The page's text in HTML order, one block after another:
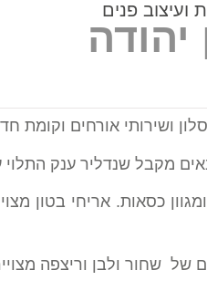
ועיצוב פנים
ושירותי אורחים וקומת
מקבל שנדליר ענק
כסאות. אריחי בטון
שחור ולבן וריצפה